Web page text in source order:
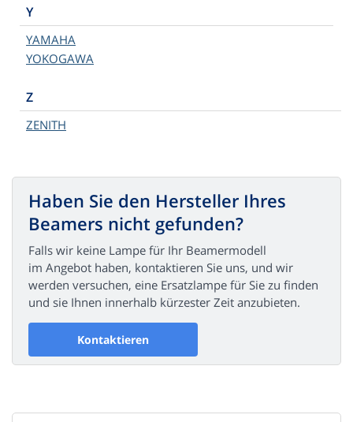
Y
YAMAHA
YOKOGAWA
Z
ZENITH
Haben Sie den Hersteller Ihres
Beamers nicht gefunden?
Falls wir keine Lampe für Ihr Beamermodell
im Angebot haben, kontaktieren Sie uns, und wir
werden versuchen, eine Ersatzlampe für Sie zu finden
und sie Ihnen innerhalb kürzester Zeit anzubieten.
Kontaktieren